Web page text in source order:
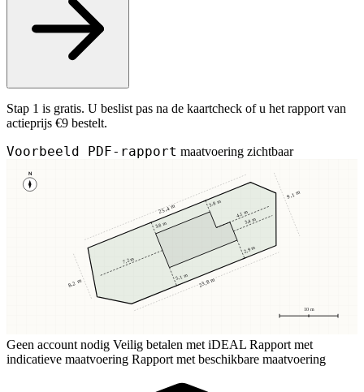
Stap 1 is gratis. U beslist pas na de kaartcheck of u het rapport van
actieprijs €9 bestelt.
Voorbeeld PDF-rapport maatvoering zichtbaar
N
10 m
3,8 m
3,8 m
5,1 m
2,9 m
7,2 m
3,4 m
4,1 m
25,4 m
23,8 m
8,2 m
9,1 m
Geen account nodig Veilig betalen met iDEAL Rapport met
indicatieve maatvoering Rapport met beschikbare maatvoering